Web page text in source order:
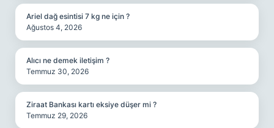
Ariel dağ esintisi 7 kg ne için ?
Ağustos 4, 2026
Alıcı ne demek iletişim ?
Temmuz 30, 2026
Ziraat Bankası kartı eksiye düşer mi ?
Temmuz 29, 2026